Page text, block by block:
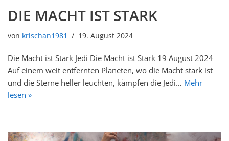
DIE MACHT IST STARK
von krischan1981 19. August 2024
Die Macht ist Stark Jedi Die Macht ist Stark 19 August 2024
Auf einem weit entfernten Planeten, wo die Macht stark ist
und die Sterne heller leuchten, kämpfen die Jedi… Mehr
lesen »